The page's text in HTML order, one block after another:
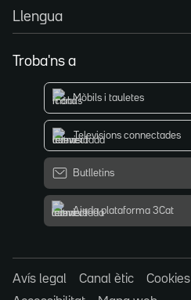
Llengua
Troba'ns a
Mòbils i tauletes
Televisions connectades
Butlletins
Ajuda plataforma 3Cat
Avís legal Canal ètic Cookies